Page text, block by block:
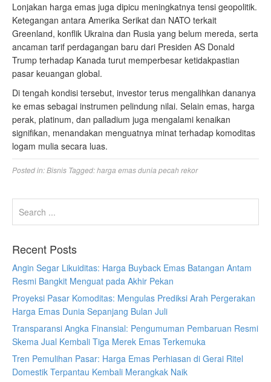
Lonjakan harga emas juga dipicu meningkatnya tensi geopolitik.
Ketegangan antara Amerika Serikat dan NATO terkait
Greenland, konflik Ukraina dan Rusia yang belum mereda, serta
ancaman tarif perdagangan baru dari Presiden AS Donald
Trump terhadap Kanada turut memperbesar ketidakpastian
pasar keuangan global.
Di tengah kondisi tersebut, investor terus mengalihkan dananya
ke emas sebagai instrumen pelindung nilai. Selain emas, harga
perak, platinum, dan palladium juga mengalami kenaikan
signifikan, menandakan menguatnya minat terhadap komoditas
logam mulia secara luas.
Posted in:Bisnis Tagged:harga emas dunia pecah rekor
Recent Posts
Angin Segar Likuiditas: Harga Buyback Emas Batangan Antam
Resmi Bangkit Menguat pada Akhir Pekan
Proyeksi Pasar Komoditas: Mengulas Prediksi Arah Pergerakan
Harga Emas Dunia Sepanjang Bulan Juli
Transparansi Angka Finansial: Pengumuman Pembaruan Resmi
Skema Jual Kembali Tiga Merek Emas Terkemuka
Tren Pemulihan Pasar: Harga Emas Perhiasan di Gerai Ritel
Domestik Terpantau Kembali Merangkak Naik